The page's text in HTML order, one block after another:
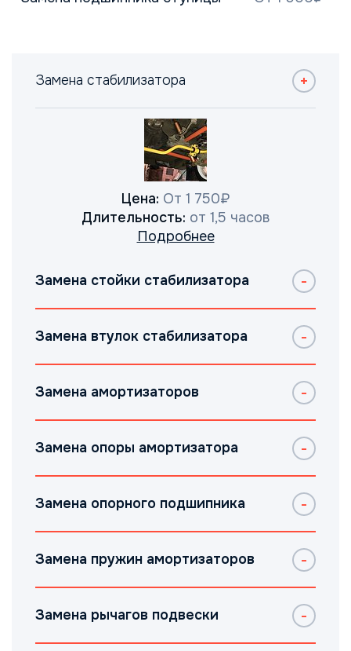
Замена стабилизатора
Цена: От 1 750₽
Длительность: от 1,5 часов
Подробнее
Замена стойки стабилизатора
Замена втулок стабилизатора
Замена амортизаторов
Замена опоры амортизатора
Замена опорного подшипника
Замена пружин амортизаторов
Замена рычагов подвески